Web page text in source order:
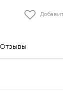
Отзывы